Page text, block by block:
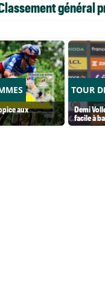
général
aux
TOUR
Demi
facile à